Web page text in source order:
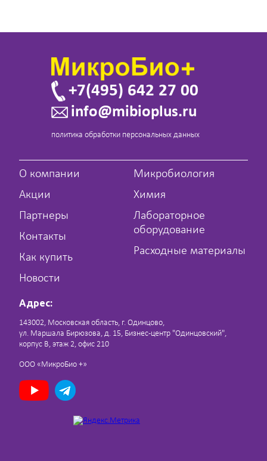
+7(495) 642 27 00
info@mibioplus.ru
политика обработки персональных данных
О компании
Акции
Партнеры
Контакты
Как купить
Новости
Микробиология
Химия
Лабораторное
оборудование
Расходные материалы
Адрес:
143002, Московская область, г. Одинцово,
ул. Маршала Бирюзова, д. 15, Бизнес-центр "Одинцовский",
корпус В, этаж 2, офис 210
ООО «МикроБио +»